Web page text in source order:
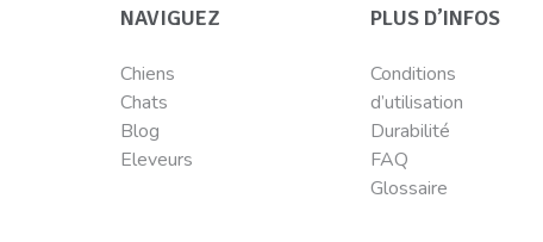
NAVIGUEZ
Chiens
Chats
Blog
Eleveurs
PLUS D’INFOS
Conditions
d’utilisation
Durabilité
FAQ
Glossaire